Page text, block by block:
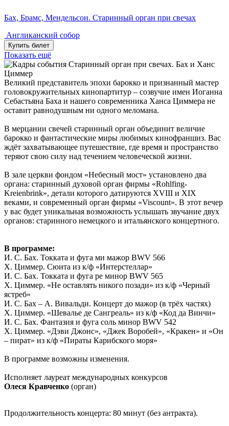
Бах, Брамс, Мендельсон. Старинный орган при свечах
Англиканский собор
Купить билет
Показать ещё
Великий представитель эпохи барокко и признанный мастер
головокружительных кинопартитур – созвучие имен Иоганна
Себастьяна Баха и нашего современника Ханса Циммера не
оставит равнодушным ни одного меломана.
В мерцании свечей старинный орган объединит величие
барокко и фантастические миры любимых кинофраншиз. Вас
ждёт захватывающее путешествие, где время и пространство
теряют свою силу над течением человеческой жизни.
В зале церкви фондом «Небесный мост» установлено два
органа: старинный духовой орган фирмы «Rohlfing-
Kreienbrink», детали которого датируются XVIII и XIX
веками, и современный орган фирмы «Viscount». В этот вечер
у вас будет уникальная возможность услышать звучание двух
органов: старинного немецкого и итальянского концертного.
В программе:
И. С. Бах. Токката и фуга ми мажор BWV 566
Х. Циммер. Сюита из к/ф «Интерстеллар»
И. С. Бах. Токката и фуга ре минор BWV 565
Х. Циммер. «Не оставлять никого позади» из к/ф «Черный
ястреб»
И. С. Бах – А. Вивальди. Концерт до мажор (в трёх частях)
Х. Циммер. «Шевалье де Сангреаль» из к/ф «Код да Винчи»
И. С. Бах. Фантазия и фуга соль минор BWV 542
Х. Циммер. «Дэви Джонс», «Джек Воробей», «Кракен» и «Он
– пират» из к/ф «Пираты Карибского моря»
В программе возможны изменения.
Исполняет лауреат международных конкурсов
Олеся Кравченко (орган)
Продолжительность концерта: 80 минут (без антракта).